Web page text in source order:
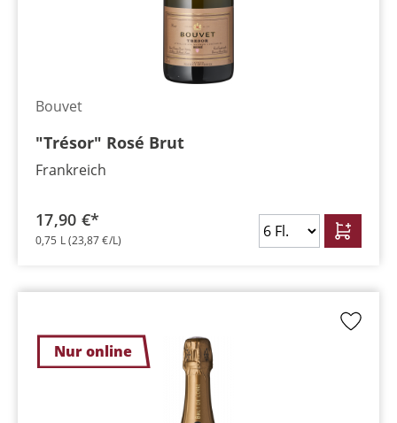
Bouvet
"Trésor" Rosé Brut
Frankreich
17,90 €*
0,75 L(23,87 €/L)
Nur online